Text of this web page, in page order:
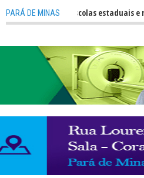
PARÁ DE MINASdas escolas estaduais e